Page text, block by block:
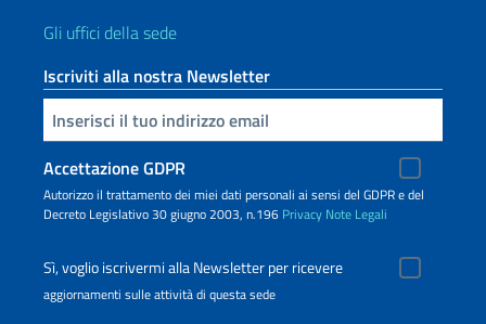
Gli uffici della sede
Iscriviti alla nostra Newsletter
Inserisci la tua email
Accettazione GDPR
Autorizzo il trattamento dei miei dati personali ai sensi del GDPR e del
Decreto Legislativo 30 giugno 2003, n.196 Privacy Note Legali
Sì, voglio iscrivermi alla Newsletter per ricevere
aggiornamenti sulle attività di questa sede